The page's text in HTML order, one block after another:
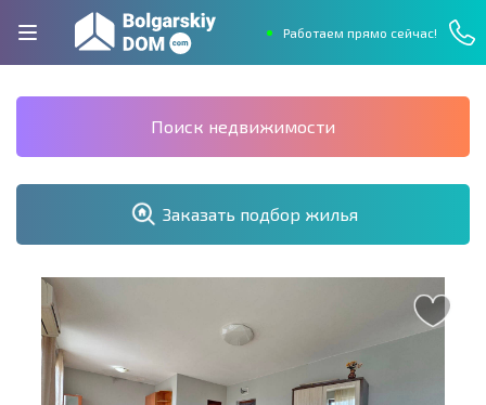
Работаем прямо сейчас!
Поиск недвижимости
Заказать подбор жилья